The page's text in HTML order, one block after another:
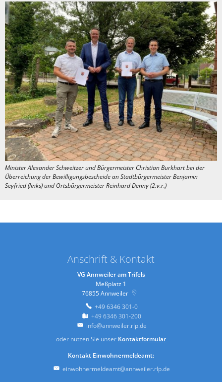
Minister Alexander Schweitzer und Bürgermeister Christian Burkhart bei der
Überreichung der Bewilligungsbescheide an Stadtbürgermeister Benjamin
Seyfried (links) und Ortsbürgermeister Reinhard Denny (2.v.r.)
Anschrift & Kontakt
VG Annweiler am Trifels
Meßplatz 1
76855Annweiler
+49 6346 301-0
+49 6346 301-200
info@annweiler.rlp.de
oder nutzen Sie unser Kontaktformular
Kontakt Einwohnermeldeamt:
einwohnermeldeamt@annweiler.rlp.de